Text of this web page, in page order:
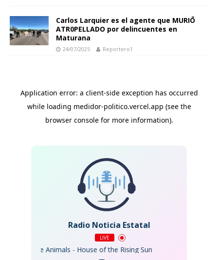
Carlos Larquier es el agente que MURIŌ
ATR0PELLADO por delincuentes en
Maturana
24/07/2025 Reportero1
Radio Noticia Estatal
LIVE
The Animals - House of the Rising Sun